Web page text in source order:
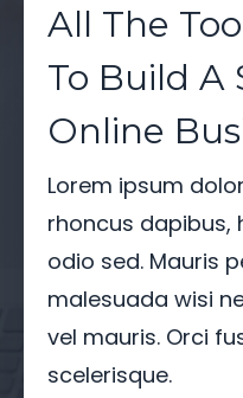
All The
To Build A
Online
Lorem ipsum
rhoncus dapibus,
odio sed. Mauris
malesuada wisi
vel mauris. Orci
scelerisque.